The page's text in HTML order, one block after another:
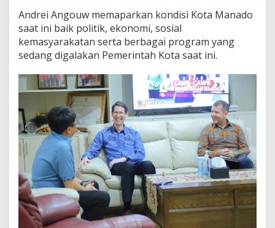
Andrei Angouw memaparkan kondisi Kota Manado
saat ini baik politik, ekonomi, sosial
kemasyarakatan serta berbagai program yang
sedang digalakan Pemerintah Kota saat ini.